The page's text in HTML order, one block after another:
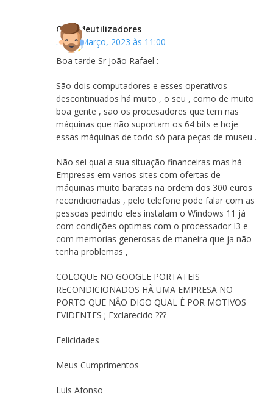
Clubedeutilizadores
30 de Março, 2023 às 11:00
Boa tarde Sr João Rafael :
São dois computadores e esses operativos
descontinuados há muito , o seu , como de muito
boa gente , são os procesadores que tem nas
máquinas que não suportam os 64 bits e hoje
essas máquinas de todo só para peças de museu .
Não sei qual a sua situação financeiras mas há
Empresas em varios sites com ofertas de
máquinas muito baratas na ordem dos 300 euros
recondicionadas , pelo telefone pode falar com as
pessoas pedindo eles instalam o Windows 11 já
com condições optimas com o processador I3 e
com memorias generosas de maneira que ja não
tenha problemas ,
COLOQUE NO GOOGLE PORTATEIS
RECONDICIONADOS HÀ UMA EMPRESA NO
PORTO QUE NÂO DIGO QUAL È POR MOTIVOS
EVIDENTES ; Exclarecido ???
Felicidades
Meus Cumprimentos
Luis Afonso